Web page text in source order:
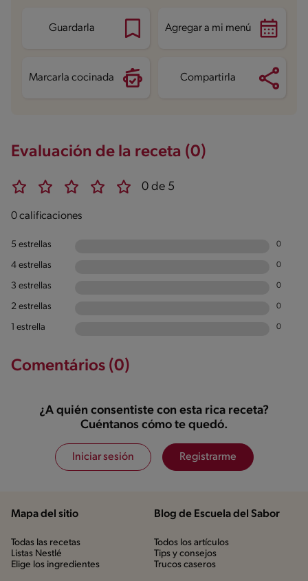
Guardarla Agregar a mi menú
Marcarla cocinada Compartirla
Evaluación de la receta (0)
0 de 5
0 calificaciones
5 estrellas 0
4 estrellas 0
3 estrellas 0
2 estrellas 0
1 estrella 0
Comentários (0)
¿A quién consentiste con esta rica receta?
Cuéntanos cómo te quedó.
Iniciar sesión Registrarme
Mapa del sitio
Todas las recetas
Listas Nestlé
Elige los ingredientes
Blog de Escuela del Sabor
Todos los artículos
Tips y consejos
Trucos caseros